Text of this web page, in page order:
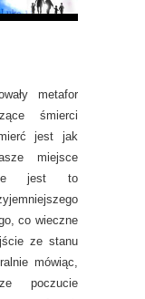
metafor
śmierci
jest jak
miejsce
jest to
co wieczne
ze stanu
mówiąc,
poczucie